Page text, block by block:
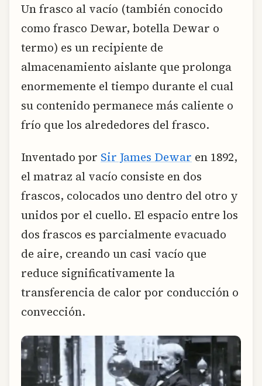
Un frasco al vacío (también conocido
como frasco Dewar, botella Dewar o
termo) es un recipiente de
almacenamiento aislante que prolonga
enormemente el tiempo durante el cual
su contenido permanece más caliente o
frío que los alrededores del frasco.
Inventado por Sir James Dewar en 1892,
el matraz al vacío consiste en dos
frascos, colocados uno dentro del otro y
unidos por el cuello. El espacio entre los
dos frascos es parcialmente evacuado
de aire, creando un casi vacío que
reduce significativamente la
transferencia de calor por conducción o
convección.